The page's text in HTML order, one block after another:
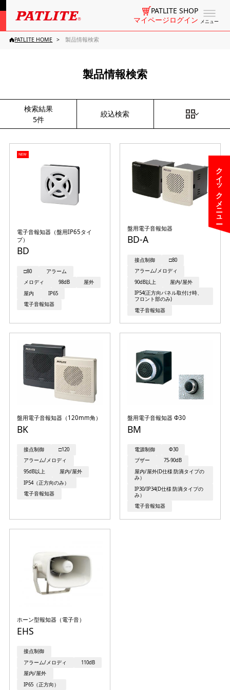
メニュー
PATLITE SHOP
マイページログイン
クイックメニュー
PATLITE HOME 製品情報検索
製品情報検索
検索結果
5件
絞込検索
NEW
電子音報知器（盤用IP65タイ
プ）
BD
□80
アラーム
メロディ
98dB
屋外
屋内
IP65
電子音報知器
盤用電子音報知器
BD-A
接点制御
□80
アラーム/メロディ
90dB以上
屋内/屋外
IP54(正方向パネル取付け時、
フロント部のみ)
電子音報知器
盤用電子音報知器（120mm角）
BK
接点制御
□120
アラーム/メロディ
95dB以上
屋内/屋外
IP54（正方向のみ）
電子音報知器
盤用電子音報知器 Φ30
BM
電源制御
Φ30
ブザー
75-90dB
屋内/屋外(D仕様 防滴タイプの
み）
IP30/IP34(D仕様 防滴タイプの
み）
電子音報知器
ホーン型報知器（電子音）
EHS
接点制御
アラーム/メロディ
110dB
屋内/屋外
IP65（正方向）